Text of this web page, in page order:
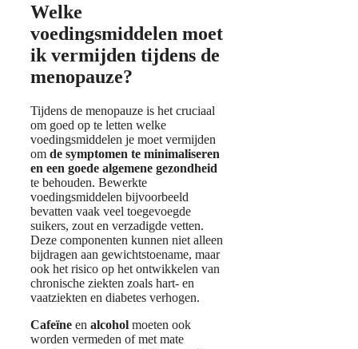
Welke
voedingsmiddelen moet
ik vermijden tijdens de
menopauze?
Tijdens de menopauze is het cruciaal
om goed op te letten welke
voedingsmiddelen je moet vermijden
om de symptomen te minimaliseren
en een goede algemene gezondheid
te behouden. Bewerkte
voedingsmiddelen bijvoorbeeld
bevatten vaak veel toegevoegde
suikers, zout en verzadigde vetten.
Deze componenten kunnen niet alleen
bijdragen aan gewichtstoename, maar
ook het risico op het ontwikkelen van
chronische ziekten zoals hart- en
vaatziekten en diabetes verhogen.
Cafeïne en alcohol moeten ook
worden vermeden of met mate